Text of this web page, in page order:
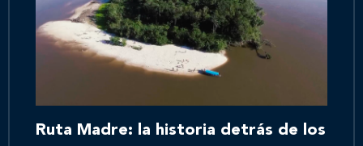
Ruta Madre: la historia detrás de los